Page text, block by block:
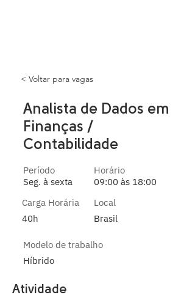
< Voltar para vagas
Analista de Dados em
Finanças /
Contabilidade
Período
Seg. à sexta
Carga Horária
40h
Horário
09:00 às 18:00
Local
Brasil
Modelo de trabalho
Híbrido
Atividade